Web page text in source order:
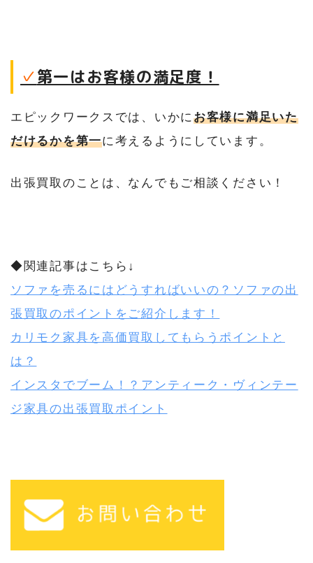
✓第一はお客様の満足度！
エピックワークスでは、いかにお客様に満足いた
だけるかを第一に考えるようにしています。
出張買取のことは、なんでもご相談ください！
◆関連記事はこちら↓
ソファを売るにはどうすればいいの？ソファの出
張買取のポイントをご紹介します！
カリモク家具を高価買取してもらうポイントと
は？
インスタでブーム！？アンティーク・ヴィンテー
ジ家具の出張買取ポイント